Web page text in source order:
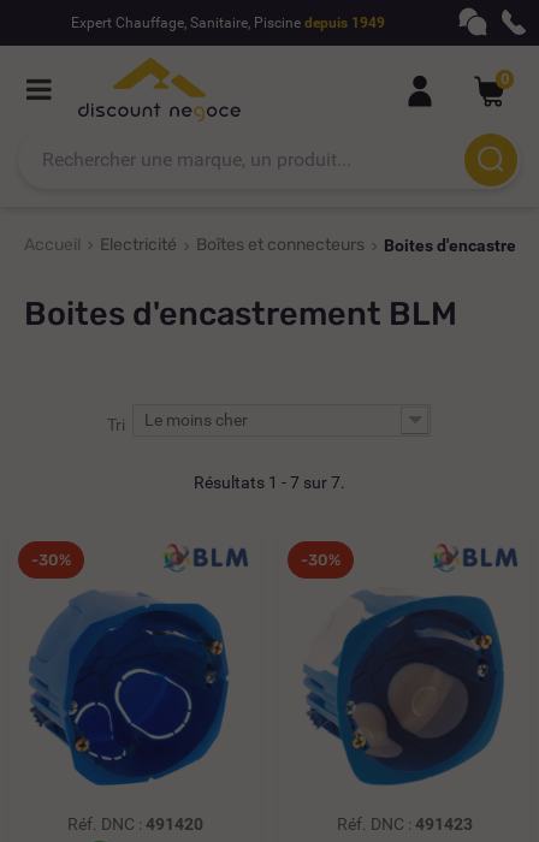
Expert Chauffage, Sanitaire, Piscine depuis 1949
0
Accueil Electricité Boîtes et connecteurs Boites
Boites d'encastrement BLM
Tri Le moins cher
Résultats 1 - 7 sur 7.
-30%
Réf. DNC : 491420
-30%
Réf. DNC : 491423